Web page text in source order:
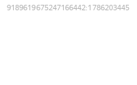
9189619675247166442:1786203445